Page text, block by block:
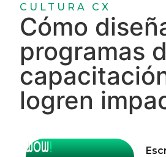
CULTURA CX
Cómo
programas
logren